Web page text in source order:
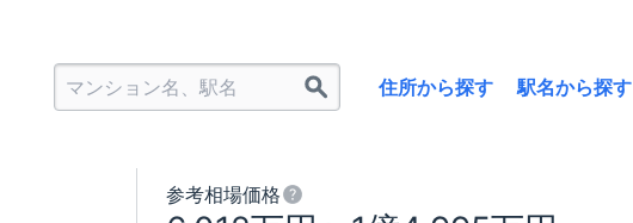
住所から探す 駅名から探す
参考相場価格